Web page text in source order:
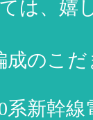
は、嬉
成のこ
新幹線